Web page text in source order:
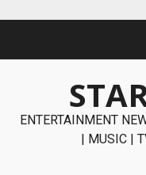
ENTERTAINMENT
| MUSIC |